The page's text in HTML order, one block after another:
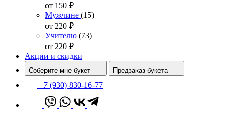
от 150 ₽
Мужчине (15)
от 220 ₽
Учителю (73)
от 220 ₽
Акции и скидки
Соберите мне букет Предзаказ букета
+7 (930) 830-16-77